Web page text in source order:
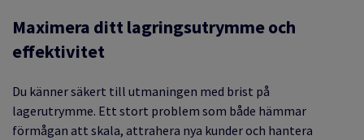
Maximera ditt lagringsutrymme och
effektivitet
Du känner säkert till utmaningen med brist på
lagerutrymme. Ett stort problem som både hämmar
förmågan att skala, attrahera nya kunder och hantera